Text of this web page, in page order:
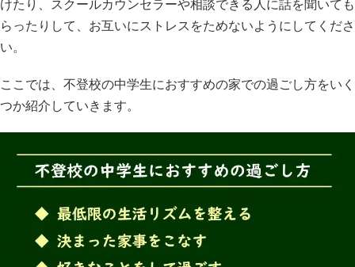
けたり、スクールカウンセラーや相談できる人に話を聞いても
らったりして、お互いにストレスをためないようにしてくださ
い。
ここでは、不登校の中学生におすすめの家での過ごし方をいく
つか紹介していきます。